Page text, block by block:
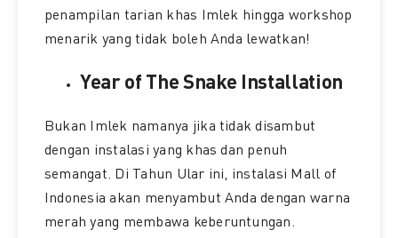
penampilan tarian khas Imlek hingga workshop
menarik yang tidak boleh Anda lewatkan!
Year of The Snake Installation
Bukan Imlek namanya jika tidak disambut
dengan instalasi yang khas dan penuh
semangat. Di Tahun Ular ini, instalasi Mall of
Indonesia akan menyambut Anda dengan warna
merah yang membawa keberuntungan.